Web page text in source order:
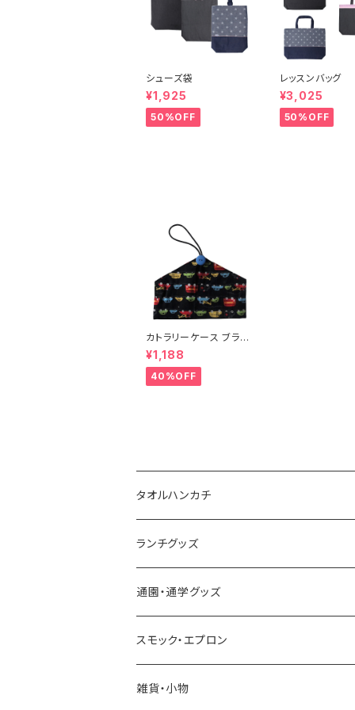
シューズ袋
¥1,925
50%OFF
レッスンバッグ
¥3,025
50%OFF
カトラリーケース ブラッ
ク自動車 (10801)
¥1,188
40%OFF
タオルハンカチ
今治タオルハンカチ
今治ミニタオルハンカチ
合わせミニタオルハンカチ
ランチグッズ
お弁当箱
カトラリーセット
耐熱コップ
通園・通学グッズ
レッスンバッグ
シューズ袋
スモック・エプロン
スモック
雑貨・小物